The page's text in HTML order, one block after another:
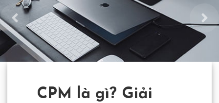
CPM là gì? Giải